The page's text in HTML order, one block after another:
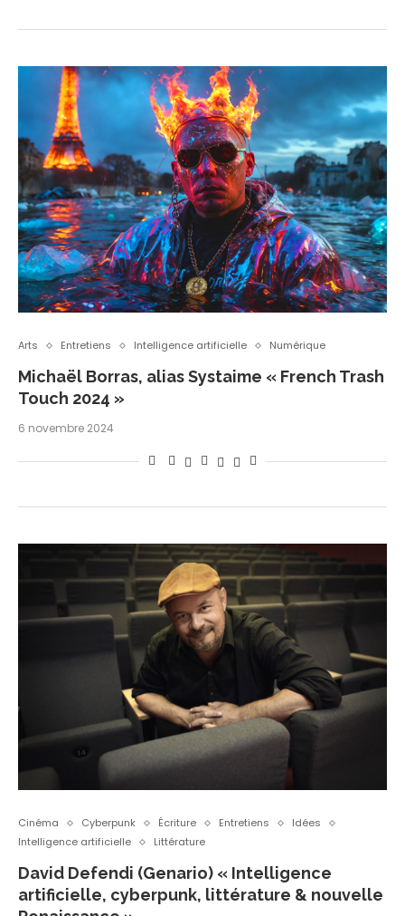
Arts Entretiens Intelligence artificielle Numérique
Michaël Borras, alias Systaime « French Trash
Touch 2024 »
6 novembre 2024
Cinéma Cyberpunk Écriture Entretiens
Idées
Intelligence artificielle
Littérature
David Defendi (Genario) « Intelligence
artificielle, cyberpunk, littérature & nouvelle